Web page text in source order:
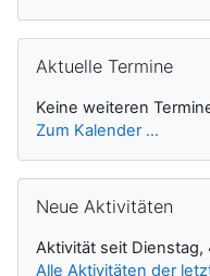
Aktuelle Termine
Keine weiteren
Zum Kalender ...
Neue Aktivitäten
Aktivität seit Dienstag,
Alle Aktivitäten der